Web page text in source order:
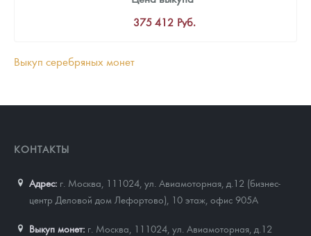
375 412 Руб.
Выкуп серебряных монет
КОНТАКТЫ
Адрес: г. Москва, 111024 ул. Авиамоторная, д.12 (бизнес-
центр Деловой дом Лефортово), 10 этаж, офис 905А
Выкуп монет: г. Москва, 111024, ул. Авиамоторная, д.12